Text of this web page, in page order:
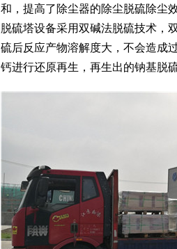
和，提高了除尘器的除尘脱硫除尘
脱硫塔设备采用双碱法脱硫技术，
硫后反应产物溶解度大，不会造成
钙进行还原再生，再生出的钠基脱